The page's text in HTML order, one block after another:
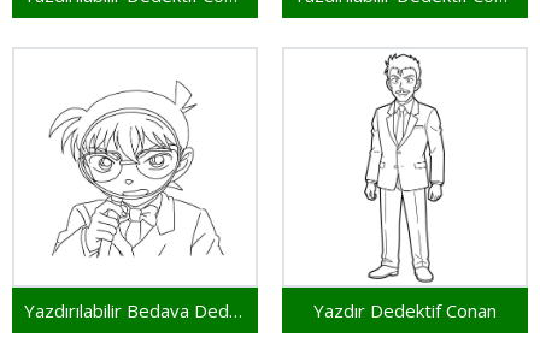
Yazdırılabilir Bedava Dedektif Conan Yazdır Dedektif Conan